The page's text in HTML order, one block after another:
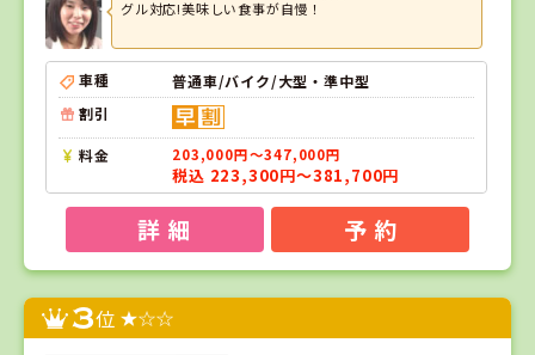
グル対応!美味しい食事が自慢！
車種
普通車/バイク/大型・準中型
割引
料金 203,000円～347,000円
税込 223,300円～381,700円
詳 細 予 約
3位